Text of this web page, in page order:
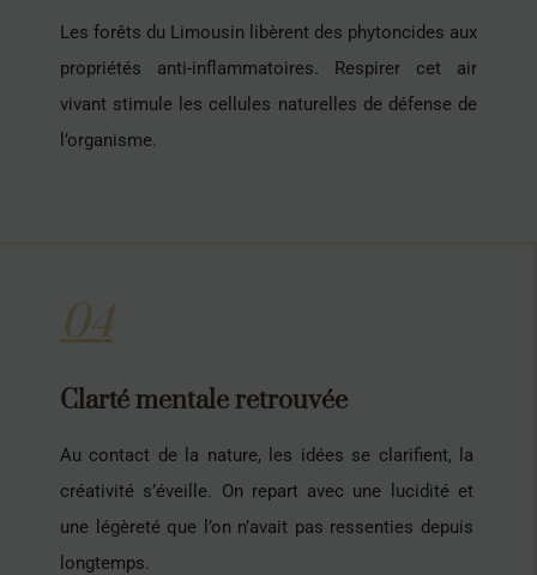
Les forêts du Limousin libèrent des phytoncides aux
propriétés anti-inflammatoires. Respirer cet air
vivant stimule les cellules naturelles de défense de
l’organisme.
04
Clarté mentale retrouvée
Au contact de la nature, les idées se clarifient, la
créativité s’éveille. On repart avec une lucidité et
une légèreté que l’on n’avait pas ressenties depuis
longtemps.